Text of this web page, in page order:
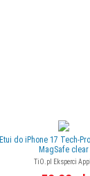
Etui do iPhone 17 Tech-
MagSafe clear
TiO.pl Eksperci